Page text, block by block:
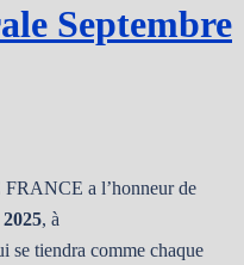
Septembre
a l’honneur de
, à
se tiendra comme chaque